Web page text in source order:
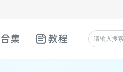
合集 教程